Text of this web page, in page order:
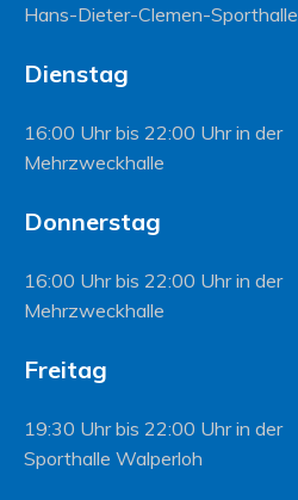
Hans-Dieter-Clemen-Sporthalle
Dienstag
16:00 Uhr bis 22:00 Uhr in der
Mehrzweckhalle
Donnerstag
16:00 Uhr bis 22:00 Uhr in der
Mehrzweckhalle
Freitag
19:30 Uhr bis 22:00 Uhr in der
Sporthalle Walperloh